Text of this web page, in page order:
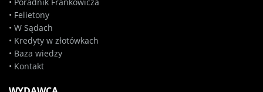
• Felietony
• W Sądach
• Kredyty w złotówkach
• Baza wiedzy
• Kontakt